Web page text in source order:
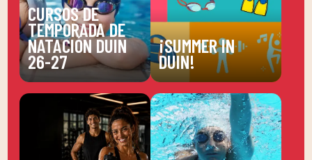
CURSOS DE
TEMPORADA DE
NATACIÓN DUIN
26-27
¡SUMMER IN
DUIN!